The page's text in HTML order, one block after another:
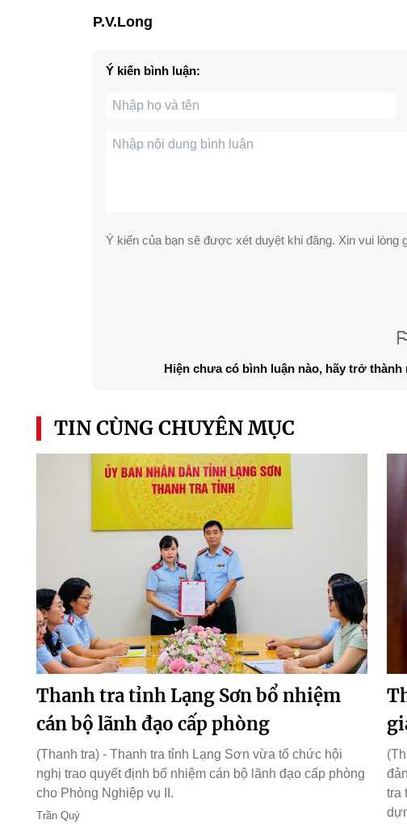
P.V.Long
Ý kiến bình luận:
Ý kiến của bạn sẽ được xét duyệt khi đăng. Xin vui lòng
Hiện chưa có bình luận nào, hãy trở
TIN CÙNG CHUYÊN MỤC
Thanh tra tỉnh Lạng Sơn bổ nhiệm
cán bộ lãnh đạo cấp phòng
(Thanh tra) - Thanh tra tỉnh Lạng Sơn vừa tổ chức hội
nghị trao quyết định bổ nhiệm cán bộ lãnh đạo cấp phòng
cho Phòng Nghiệp vụ II.
Trần Quý
tra